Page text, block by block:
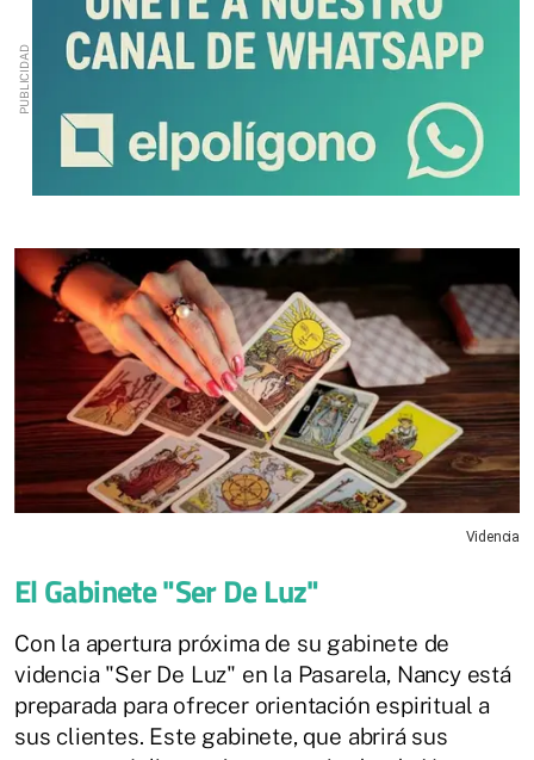
Videncia
El Gabinete "Ser De Luz"
Con la apertura próxima de su gabinete de
videncia "Ser De Luz" en la Pasarela, Nancy está
preparada para ofrecer orientación espiritual a
sus clientes. Este gabinete, que abrirá sus